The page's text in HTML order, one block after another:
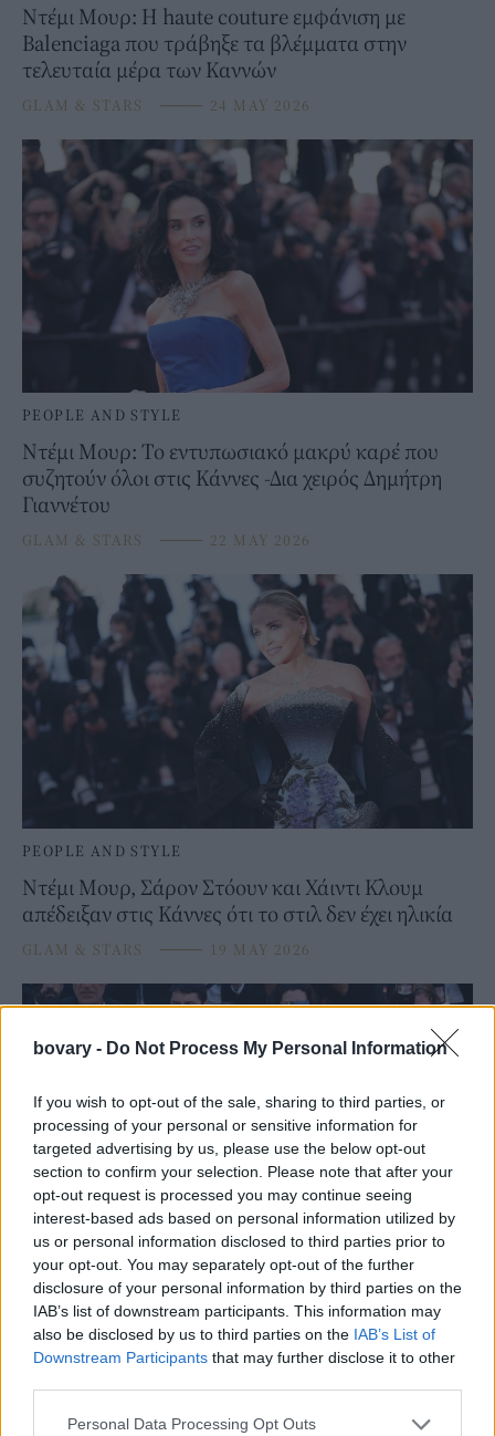
bovary - Do Not Process My Personal Information
If you wish to opt-out of the sale, sharing to third parties, or
processing of your personal or sensitive information for
targeted advertising by us, please use the below opt-out
section to confirm your selection. Please note that after your
opt-out request is processed you may continue seeing
interest-based ads based on personal information utilized by
us or personal information disclosed to third parties prior to
your opt-out. You may separately opt-out of the further
disclosure of your personal information by third parties on the
IAB’s list of downstream participants. This information may
also be disclosed by us to third parties on the IAB’s List of
Downstream Participants that may further disclose it to other
Personal Data Processing Opt Outs
Ντέμι Μουρ: Η haute couture εμφάνιση με
Balenciaga που τράβηξε τα βλέμματα στην
τελευταία μέρα των Καννών
GLAM & STARS ⸻ 24 MAY 2026
PEOPLE AND STYLE
Ντέμι Μουρ: Το εντυπωσιακό μακρύ καρέ που
συζητούν όλοι στις Κάννες -Δια χειρός Δημήτρη
Γιαννέτου
GLAM & STARS ⸻ 22 MAY 2026
PEOPLE AND STYLE
Ντέμι Μουρ, Σάρον Στόουν και Χάιντι Κλουμ
απέδειξαν στις Κάννες ότι το στιλ δεν έχει ηλικία
GLAM & STARS ⸻ 19 MAY 2026
PEOPLE AND STYLE
Τα μπράτσα της Ντέμι Μουρ στις Κάννες έγιναν
θέμα συζήτησης στα social media
GLAM & STARS ⸻13 MAY 2026